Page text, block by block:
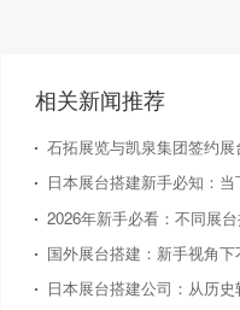
相关新闻推荐
石拓展览与凯泉集团签约